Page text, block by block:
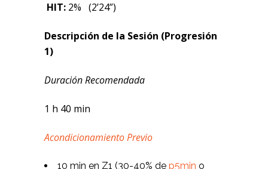
HIT: 2% (2’24”)
Descripción de la Sesión (Progresión
1)
Duración Recomendada
1 h 40 min
Acondicionamiento Previo
10 min en Z1 (30-40% de p5min o